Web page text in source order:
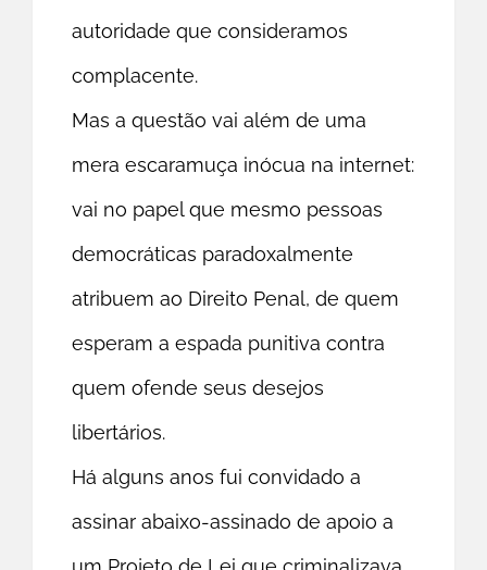
autoridade que consideramos
complacente.
Mas a questão vai além de uma
mera escaramuça inócua na internet:
vai no papel que mesmo pessoas
democráticas paradoxalmente
atribuem ao Direito Penal, de quem
esperam a espada punitiva contra
quem ofende seus desejos
libertários.
Há alguns anos fui convidado a
assinar abaixo-assinado de apoio a